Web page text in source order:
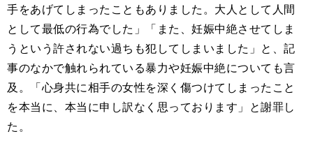
手をあげてしまったこともありました。大人として人間
として最低の行為でした」「また、妊娠中絶させてしま
うという許されない過ちも犯してしまいました」と、記
事のなかで触れられている暴力や妊娠中絶についても言
及。「心身共に相手の女性を深く傷つけてしまったこと
を本当に、本当に申し訳なく思っております」と謝罪し
た。